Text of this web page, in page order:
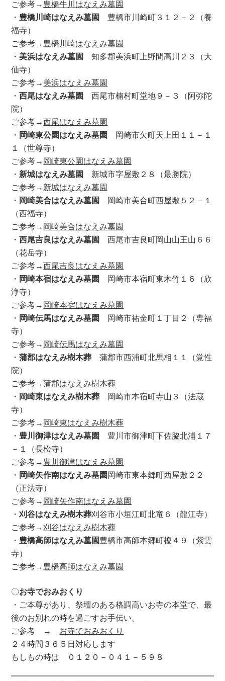
ご参考→ 豊橋牛川はなえみ墓園
・ 豊橋川崎はなえみ墓園 豊橋市川崎町３１２－２（養
福寺）
ご参考→ 豊橋川崎はなえみ墓園
・ 美浜はなえみ墓園 知多郡美浜町上野間高川２３（大
仙寺）
ご参考→ 美浜はなえみ墓園
・西尾はなえみ墓園西尾市楠村町堂地９－３（阿弥陀
院）
ご参考→西尾はなえみ墓園
・ 岡崎東公園はなえみ墓園 岡崎市欠町天上田１１－１
１（世尊寺）
ご参考→ 岡崎東公園はなえみ墓園
・ 新城はなえみ墓園 新城市字屋敷２８（最勝院）
ご参考→ 新城はなえみ墓園
・ 岡崎美合はなえみ墓園 岡崎市美合町西屋敷５２－１
（西福寺）
ご参考→ 岡崎美合はなえみ墓園
・西尾吉良はなえみ墓園 西尾市吉良町岡山山王山６６
（花岳寺）
ご参考→西尾吉良はなえみ墓園
・ 岡崎本宿はなえみ墓園 岡崎市本宿町東木竹１６（欣
浄寺）
ご参考→ 岡崎本宿はなえみ墓園
・ 岡崎伝馬はなえみ墓園 岡崎市祐金町１丁目２（専福
寺）
ご参考→ 岡崎伝馬はなえみ墓園
・蒲郡はなえみ樹木葬 蒲郡市西浦町北馬相１１（覚性
院）
ご参考→蒲郡はなえみ樹木葬
・ 岡崎東はなえみ樹木葬 岡崎市本宿町寺山３（法蔵
寺）
ご参考→ 岡崎東はなえみ樹木葬
・ 豊川御津はなえみ墓園 豊川市御津町下佐脇北浦１７
－１（長松寺）
ご参考→ 豊川御津はなえみ墓園
・ 岡崎矢作南はなえみ墓園岡崎市東本郷町西屋敷２２
（正法寺）
ご参考→ 岡崎矢作南はなえみ墓園
・刈谷はなえみ樹木葬刈谷市小垣江町北竜６（龍江寺）
ご参考→刈谷はなえみ樹木葬
・ 豊橋高師はなえみ墓園豊橋市高師本郷町榎４９（紫雲
寺）
ご参考→ 豊橋高師はなえみ墓園
〇お寺でおみおくり
・ご本尊があり、祭壇のある格調高いお寺の本堂で、最
後のお別れの時を過ごすお手伝い。
ご参考 → お寺でおみおくり
２４時間３６５日対応します
もしもの時は ０１２０－０４１－５９８